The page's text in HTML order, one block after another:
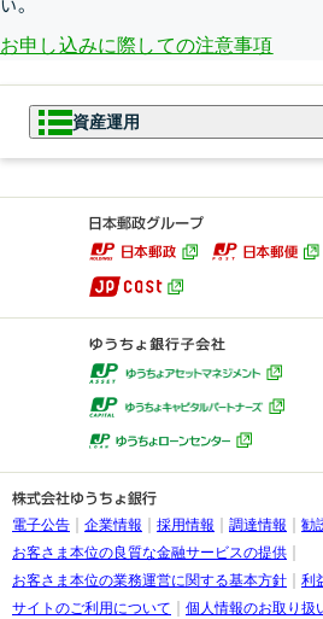
い。
お申し込みに際しての注意事項
資産運用
資産運用
NISA
つみたて投資枠
成長投資枠
投資信託
初めての方
ファンドをお探しの方
投資信託について
詳しく知る
おすすめファンド診断
運用状況を確認する
交
ゆうちょファンドラップ
変額年金保険
国債
確定拠出年金（iⅮeCo）
電子公告
企業情報 採用情報 調達情報
勧
お客さま本位の良質な金融サービスの提供
お客さま本位の業務運営に関する基本方針
利
サイトのご利用について
個人情報のお取り扱